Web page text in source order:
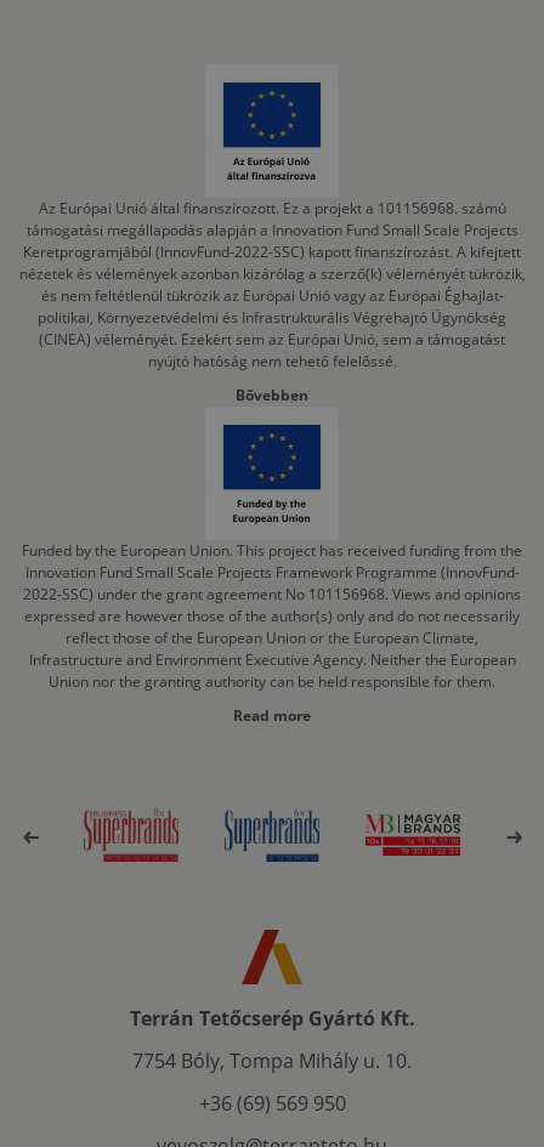
Az Európai Unió által finanszírozott. Ez a projekt a 101156968. számú
támogatási megállapodás alapján a Innovation Fund Small Scale Projects
Keretprogramjából (InnovFund-2022-SSC) kapott finanszírozást. A kifejtett
nézetek és vélemények azonban kizárólag a szerző(k) véleményét tükrözik,
és nem feltétlenül tükrözik az Európai Unió vagy az Európai Éghajlat-
politikai, Környezetvédelmi és Infrastrukturális Végrehajtó Ügynökség
(CINEA) véleményét. Ezekért sem az Európai Unió, sem a támogatást
nyújtó hatóság nem tehető felelőssé.
Bővebben
Funded by the European Union. This project has received funding from the
Innovation Fund Small Scale Projects Framework Programme (InnovFund-
2022-SSC) under the grant agreement No 101156968. Views and opinions
expressed are however those of the author(s) only and do not necessarily
reflect those of the European Union or the European Climate,
Infrastructure and Environment Executive Agency. Neither the European
Union nor the granting authority can be held responsible for them.
Read more
Terrán Tetőcserép Gyártó Kft.
7754 Bóly, Tompa Mihály u. 10.
+36 (69) 569 950